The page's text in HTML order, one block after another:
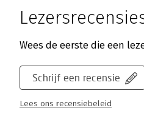
Wees de eerste die een
Schrijf een recensie
Lees ons recensiebeleid